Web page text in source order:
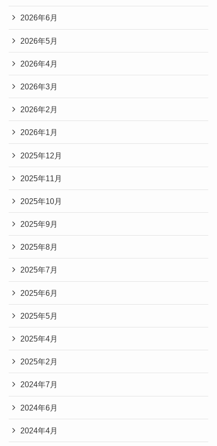
2026年6月
2026年5月
2026年4月
2026年3月
2026年2月
2026年1月
2025年12月
2025年11月
2025年10月
2025年9月
2025年8月
2025年7月
2025年6月
2025年5月
2025年4月
2025年2月
2024年7月
2024年6月
2024年4月